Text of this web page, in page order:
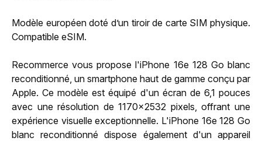
Modèle européen doté d’un tiroir de carte SIM physique.
Compatible eSIM.
Recommerce vous propose l'iPhone 16e 128 Go blanc
reconditionné, un smartphone haut de gamme conçu par
Apple. Ce modèle est équipé d'un écran de 6,1 pouces
avec une résolution de 1170x2532 pixels, offrant une
expérience visuelle exceptionnelle. L'iPhone 16e 128 Go
blanc reconditionné dispose également d'un appareil